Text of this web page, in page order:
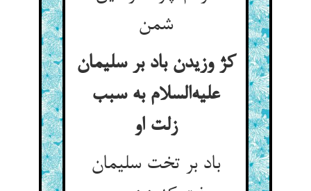
شمن
کژ وزیدن باد بر سلیمان
علیه‌السلام به سبب
زلت او
باد بر تخت سلیمان